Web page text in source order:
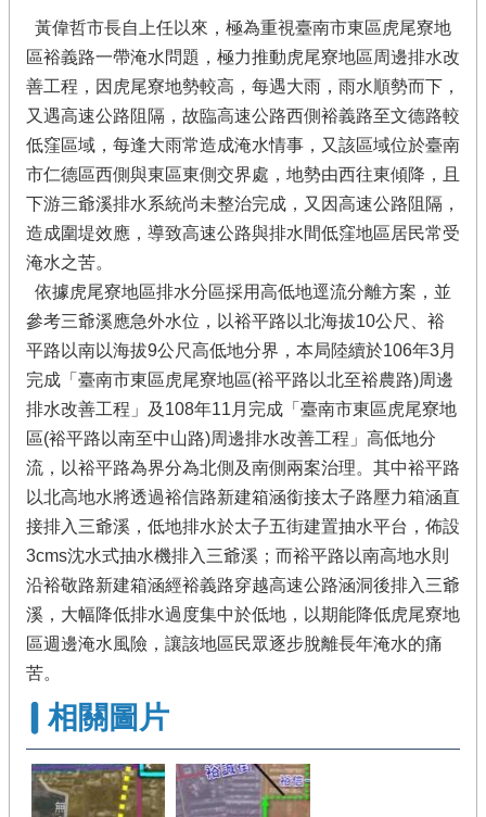
黃偉哲市長自上任以來，極為重視臺南市東區虎尾寮地
區裕義路一帶淹水問題，極力推動虎尾寮地區周邊排水改
善工程，因虎尾寮地勢較高，每遇大雨，雨水順勢而下，
又遇高速公路阻隔，故臨高速公路西側裕義路至文德路較
低窪區域，每逢大雨常造成淹水情事，又該區域位於臺南
市仁德區西側與東區東側交界處，地勢由西往東傾降，且
下游三爺溪排水系統尚未整治完成，又因高速公路阻隔，
造成圍堤效應，導致高速公路與排水間低窪地區居民常受
淹水之苦。
依據虎尾寮地區排水分區採用高低地逕流分離方案，並
參考三爺溪應急外水位，以裕平路以北海拔10公尺、裕
平路以南以海拔9公尺高低地分界，本局陸續於106年3月
完成「臺南市東區虎尾寮地區(裕平路以北至裕農路)周邊
排水改善工程」及108年11月完成「臺南市東區虎尾寮地
區(裕平路以南至中山路)周邊排水改善工程」高低地分
流，以裕平路為界分為北側及南側兩案治理。其中裕平路
以北高地水將透過裕信路新建箱涵銜接太子路壓力箱涵直
接排入三爺溪，低地排水於太子五街建置抽水平台，佈設
3cms沈水式抽水機排入三爺溪；而裕平路以南高地水則
沿裕敬路新建箱涵經裕義路穿越高速公路涵洞後排入三爺
溪，大幅降低排水過度集中於低地，以期能降低虎尾寮地
區週邊淹水風險，讓該地區民眾逐步脫離長年淹水的痛
苦。
相關圖片